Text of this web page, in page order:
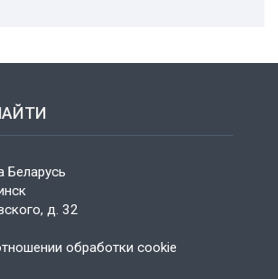
Беларусь
д. 32
обработки cookie